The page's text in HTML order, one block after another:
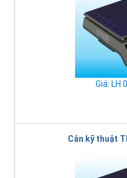
Giá: LH
Cân kỹ thuật